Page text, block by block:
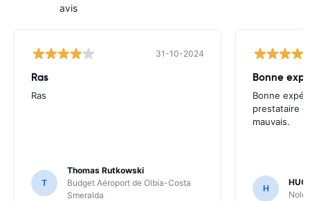
avis
31-10-2024
Ras
Ras
T
Thomas Rutkowski
Budget Aéroport de Olbia-Costa
Smeralda
Bonne
prestataire
mauvais.
H